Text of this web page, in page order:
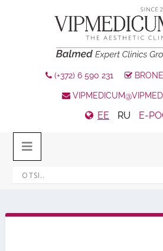
(+372) 6 590 231
EE RU E-